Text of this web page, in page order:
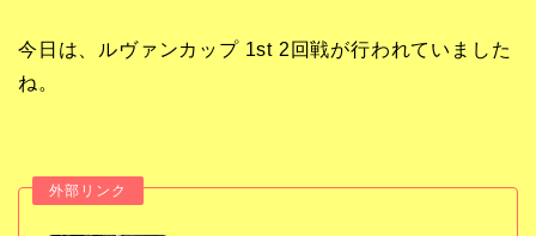
今日は、ルヴァンカップ 1st 2回戦が行われていました
ね。